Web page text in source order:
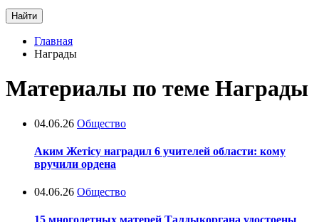
Найти
Главная
Награды
Материалы по теме Награды
04.06.26 Общество
Аким Жетісу наградил 6 учителей области: кому
вручили ордена
04.06.26 Общество